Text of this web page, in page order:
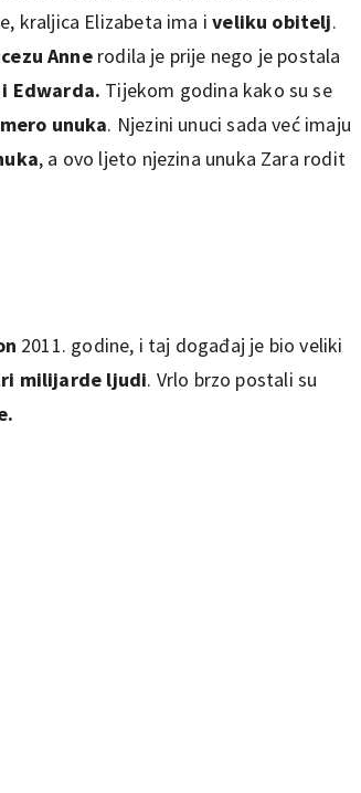
kraljica Elizabeta ima iveliku obitelj.
Annerodila je prije nego je postala
Edwarda. Tijekom godina kako su se
unuka. Njezini unuci sada već imaju
, a ovo ljeto njezina unuka Zara rodit
2011. godine, i taj događaj je bio veliki
milijarde ljudi. Vrlo brzo postali su